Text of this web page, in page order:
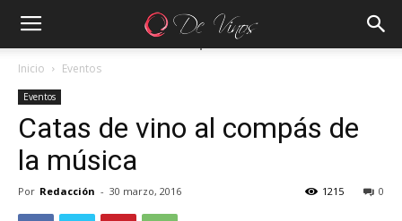
Inicio Eventos
Eventos
Catas de vino al compás de
la música
Por Redacción - 30 marzo, 2016 0
1215